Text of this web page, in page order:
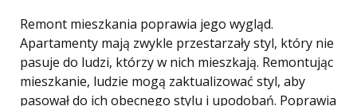
Remont mieszkania poprawia jego wygląd.
Apartamenty mają zwykle przestarzały styl, który nie
pasuje do ludzi, którzy w nich mieszkają. Remontując
mieszkanie, ludzie mogą zaktualizować styl, aby
pasował do ich obecnego stylu i upodobań. Poprawia